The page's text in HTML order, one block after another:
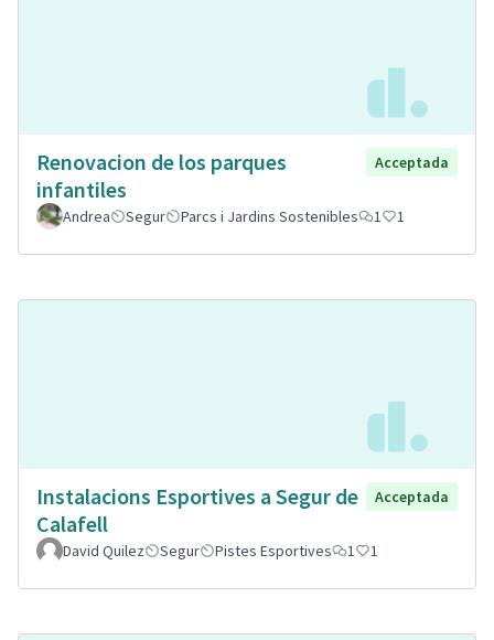
Renovacion de los parques
infantiles
Acceptada
Andrea Segur Parcs i Jardins Sostenibles 1 1
Instalacions Esportives a Segur de
Calafell
Acceptada
David Quilez Segur Pistes Esportives 1 1